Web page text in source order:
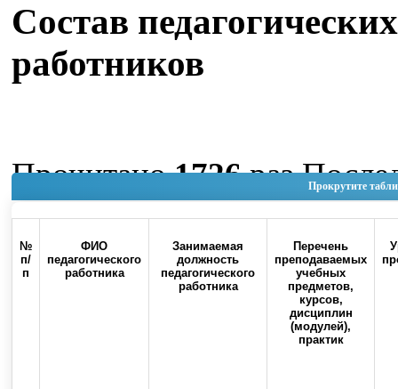
Состав педагогических
работников
Прокрутите
№
п/
п
ФИО
педагогического
работника
Занимаемая
должность
педагогического
работника
Перечень
преподаваемых
учебных
предметов,
курсов,
дисциплин
(модулей),
практик
Прочитано1726раз
изменение Четверг, 04
11:15
Наверх